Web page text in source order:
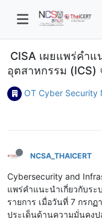
CISA เผยแพร่คำ
อุตสาหกรรม (ICS)
OT Cyber Security
NCSA_THAICERT
Cybersecurity and
แพร่คำแนะนำเกี่ยวกับร
รายการ เมื่อวันที่ 7 กรก
ประเด็นด้านความมั่นคงป